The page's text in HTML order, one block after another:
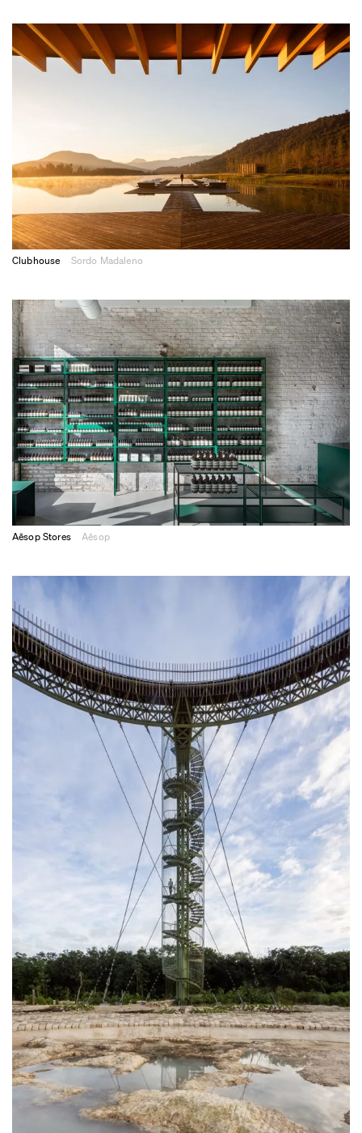
Clubhouse Sordo Madaleno
Aēsop Stores Aēsop